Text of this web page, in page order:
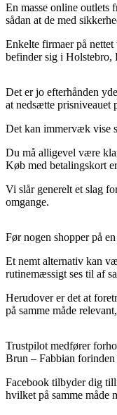
En masse online outlets
sådan at de med
Enkelte firmaer på
befinder sig i Holstebro,
Det er jo efterhånden
at nedsætte prisniveauet
Det kan immervæk vise
Du må alligevel være
Køb med betalingskort
Vi slår generelt et slag
omgange.
Før nogen shopper på
Et nemt alternativ kan
rutinemæssigt ses til af
Herudover er det at
på samme måde
Trustpilot medfører
Brun – Fabbian forinden
Facebook tilbyder dig
hvilket på samme måde